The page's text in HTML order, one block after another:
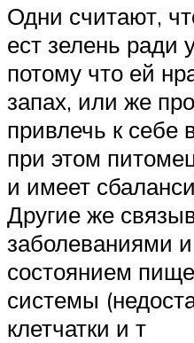
Одни считают,
ест зелень ради
потому что ей
запах, или же
привлечь к себе
при этом
и имеет
Другие же
заболеваниями
состоянием
системы
клетчатки и т